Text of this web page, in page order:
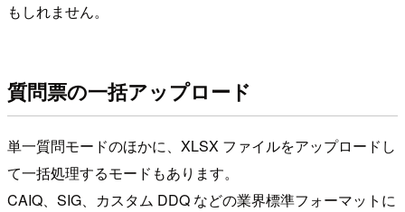
もしれません。
質問票の一括アップロード
単一質問モードのほかに、XLSX ファイルをアップロードし
て一括処理するモードもあります。
CAIQ、SIG、カスタム DDQ などの業界標準フォーマットに